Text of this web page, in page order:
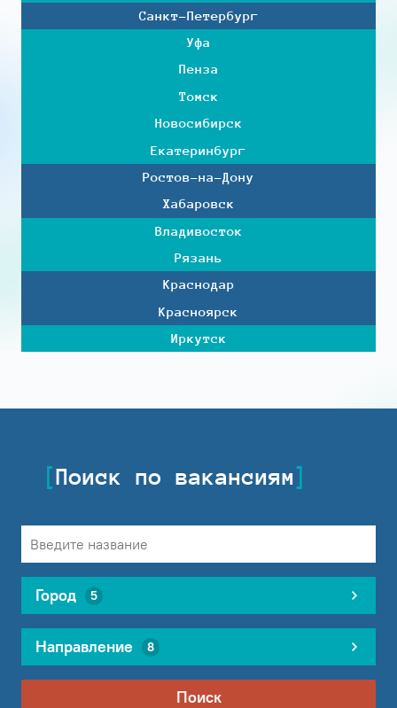
Санкт-Петербург
Уфа
Пенза
Томск
Новосибирск
Екатеринбург
Ростов-на-Дону
Хабаровск
Владивосток
Рязань
Краснодар
Красноярск
Иркутск
Поиск по вакансиям
Город 5
Направление 8
Поиск